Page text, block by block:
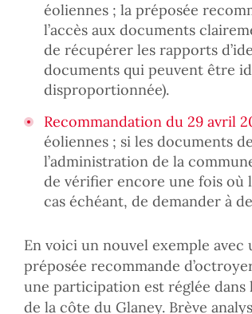
éoliennes ; la préposée
l’accès aux documents
de récupérer les rapports
documents qui peuvent être
disproportionnée).
Recommandation du 29 avril
éoliennes ; si les documents
l’administration de la
de vérifier encore une fois où
cas échéant, de demander à
En voici un nouvel exemple avec
préposée recommande
une participation est réglée
de la côte du Glaney. Brève